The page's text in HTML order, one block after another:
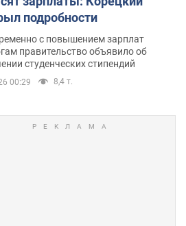
подробности
с повышением зарплат
правительство объявило об
студенческих стипендий
00:29 8,4 т.